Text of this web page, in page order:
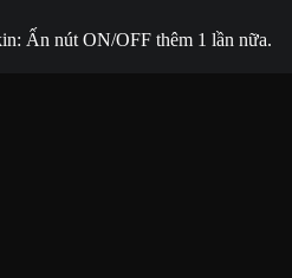
Ấn nút ON/OFF thêm 1 lần nữa.